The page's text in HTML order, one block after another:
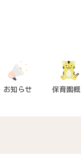
お知らせ 保育園